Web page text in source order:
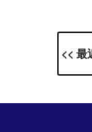
<< 最